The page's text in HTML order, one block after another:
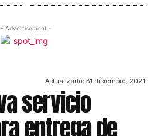
- Advertisement -